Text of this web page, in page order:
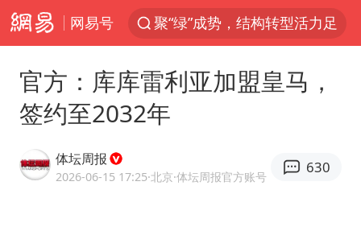
网易号
聚“绿”成势，结构转型活力足
金饰克价大幅跳涨
官方：库库雷利亚加盟皇马，
签约至2032年
体坛周报
2026-06-15 17:25·北京·体坛周报官方账号
630